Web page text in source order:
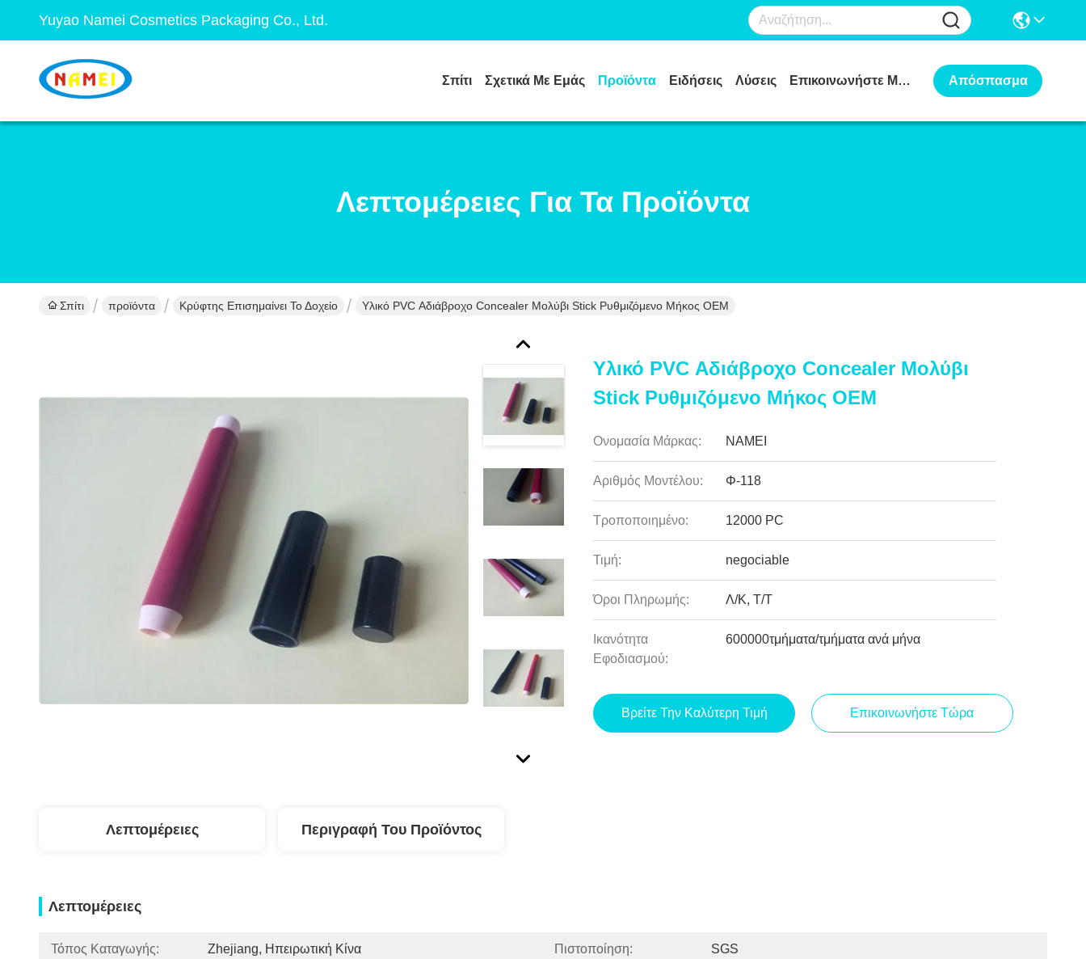
Yuyao Namei Cosmetics Packaging Co., Ltd.
Σπίτι Σχετικά Με Εμάς Προϊόντα Ειδήσεις Λύσεις Επικοινωνήστε Μαζί Μας Απόσπασμα
Λεπτομέρειες Για Τα Προϊόντα
Σπίτι προϊόντα Κρύφτης Επισημαίνει Το Δοχείο Υλικό PVC Αδιάβροχο Concealer Μολύβι Stick Ρυθμιζόμενο Μήκος OEM
Υλικό PVC Αδιάβροχο Concealer Μολύβι
Stick Ρυθμιζόμενο Μήκος OEM
Ονομασία Μάρκας: NAMEI
Αριθμός Μοντέλου: Φ-118
Τροποποιημένο: 12000 PC
Τιμή: negociable
Όροι Πληρωμής: Λ/Κ, Τ/Τ
Ικανότητα
Εφοδιασμού:
600000τμήματα/τμήματα ανά μήνα
Βρείτε Την Καλύτερη Τιμή Επικοινωνήστε Τώρα
Λεπτομέρειες Περιγραφή Του Προϊόντος
Λεπτομέρειες
Τόπος Καταγωγής: Zhejiang, Ηπειρωτική Κίνα Πιστοποίηση: SGS